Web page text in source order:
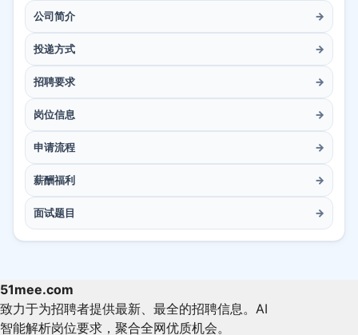
公司简介 →
投递方式 →
招聘要求 →
岗位信息 →
申请流程 →
薪酬福利 →
面试题目 →
51mee.com
致力于为招聘者提供最新、最全的招聘信息。AI
智能解析岗位要求，聚合全网优质机会。